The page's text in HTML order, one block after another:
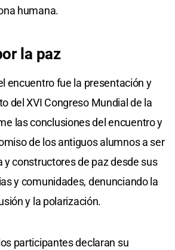
humana.
la paz
encuentro fue la presentación y
del XVI Congreso Mundial de la
las conclusiones del encuentro y
de los antiguos alumnos a ser
y constructores de paz desde sus
y comunidades, denunciando la
y la polarización.
participantes declaran su